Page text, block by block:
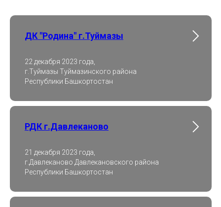
ДК "Родина" г.Туймазы
22 декабря 2023 года,
г.Туймазы Туймазинского района
Республики Башкортостан
РДК г.Давлеканово
21 декабря 2023 года,
г.Давлеканово Давлекановского района
Республики Башкортостан